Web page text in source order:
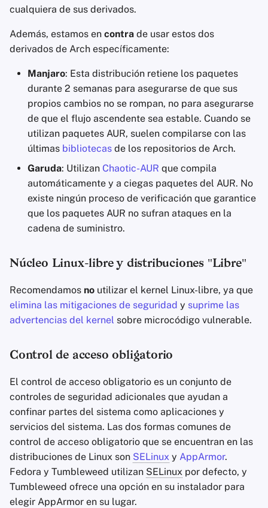
cualquiera de sus derivados.
Además, estamos en contra de usar estos dos
derivados de Arch específicamente:
Manjaro: Esta distribución retiene los paquetes
durante 2 semanas para asegurarse de que sus
propios cambios no se rompan, no para asegurarse
de que el flujo ascendente sea estable. Cuando se
utilizan paquetes AUR, suelen compilarse con las
últimas bibliotecas de los repositorios de Arch.
Garuda: Utilizan Chaotic-AUR que compila
automáticamente y a ciegas paquetes del AUR. No
existe ningún proceso de verificación que garantice
que los paquetes AUR no sufran ataques en la
cadena de suministro.
Núcleo Linux-libre y distribuciones "Libre"
Recomendamos no utilizar el kernel Linux-libre, ya que
elimina las mitigaciones de seguridad y suprime las
advertencias del kernel sobre microcódigo vulnerable.
Control de acceso obligatorio
El control de acceso obligatorio es un conjunto de
controles de seguridad adicionales que ayudan a
confinar partes del sistema como aplicaciones y
servicios del sistema. Las dos formas comunes de
control de acceso obligatorio que se encuentran en las
distribuciones de Linux son SELinux y AppArmor.
Fedora y Tumbleweed utilizan SELinux por defecto, y
Tumbleweed ofrece una opción en su instalador para
elegir AppArmor en su lugar.